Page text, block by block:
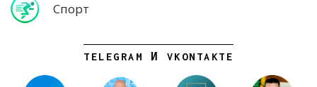
Спорт
TELEGRAM И VKONTAKTE